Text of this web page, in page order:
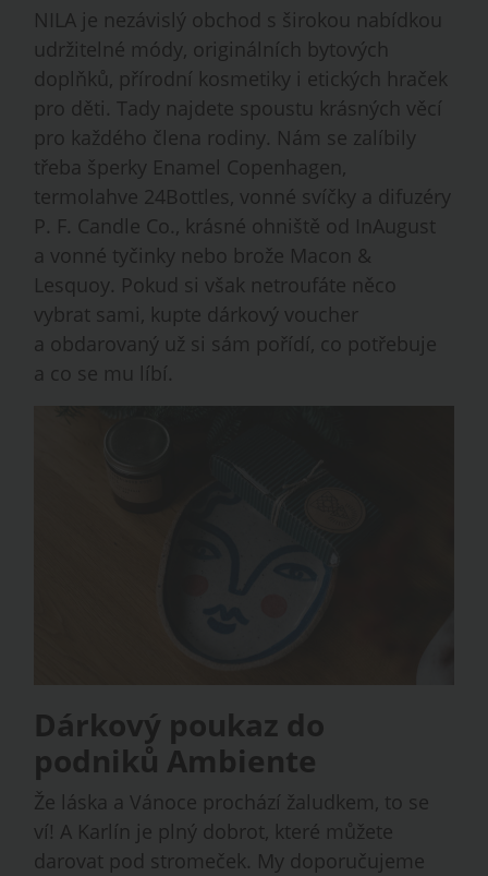
NILA je nezávislý obchod s širokou nabídkou
udržitelné módy, originálních bytových
doplňků, přírodní kosmetiky i etických hraček
pro děti. Tady najdete spoustu krásných věcí
pro každého člena rodiny. Nám se zalíbily
třeba šperky Enamel Copenhagen,
termolahve 24Bottles, vonné svíčky a difuzéry
P. F. Candle Co., krásné ohniště od InAugust
a vonné tyčinky nebo brože Macon &
Lesquoy. Pokud si však netroufáte něco
vybrat sami, kupte dárkový voucher
a obdarovaný už si sám pořídí, co potřebuje
a co se mu líbí.
Dárkový poukaz do
podniků Ambiente
Že láska a Vánoce prochází žaludkem, to se
ví! A Karlín je plný dobrot, které můžete
darovat pod stromeček. My doporučujeme